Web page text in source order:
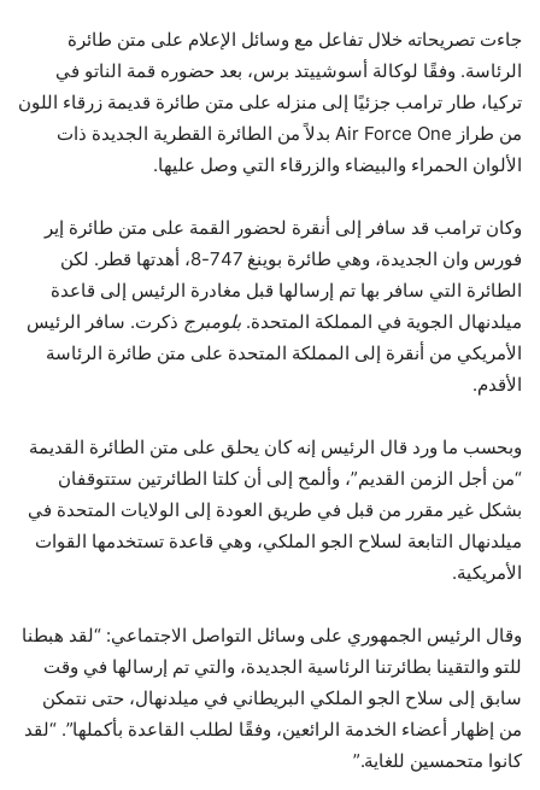
جاءت تصريحاته خلال تفاعل مع وسائل الإعلام على متن طائرة
الرئاسة. وفقًا لوكالة أسوشييتد برس، بعد حضوره قمة الناتو في
تركيا، طار ترامب جزئيًا إلى منزله على متن طائرة قديمة زرقاء اللون
من طراز Air Force One بدلاً من الطائرة القطرية الجديدة ذات
الألوان الحمراء والبيضاء والزرقاء التي وصل عليها.
وكان ترامب قد سافر إلى أنقرة لحضور القمة على متن طائرة إير
فورس وان الجديدة، وهي طائرة بوينغ 747-8، أهدتها قطر. لكن
الطائرة التي سافر بها تم إرسالها قبل مغادرة الرئيس إلى قاعدة
ميلدنهال الجوية في المملكة المتحدة. بلومبرج ذكرت. سافر الرئيس
الأمريكي من أنقرة إلى المملكة المتحدة على متن طائرة الرئاسة
الأقدم.
وبحسب ما ورد قال الرئيس إنه كان يحلق على متن الطائرة القديمة
“من أجل الزمن القديم”، وألمح إلى أن كلتا الطائرتين ستتوقفان
بشكل غير مقرر من قبل في طريق العودة إلى الولايات المتحدة في
ميلدنهال التابعة لسلاح الجو الملكي، وهي قاعدة تستخدمها القوات
الأمريكية.
وقال الرئيس الجمهوري على وسائل التواصل الاجتماعي: “لقد هبطنا
للتو والتقينا بطائرتنا الرئاسية الجديدة، والتي تم إرسالها في وقت
سابق إلى سلاح الجو الملكي البريطاني في ميلدنهال، حتى نتمكن
من إظهار أعضاء الخدمة الرائعين، وفقًا لطلب القاعدة بأكملها”. “لقد
كانوا متحمسين للغاية.”